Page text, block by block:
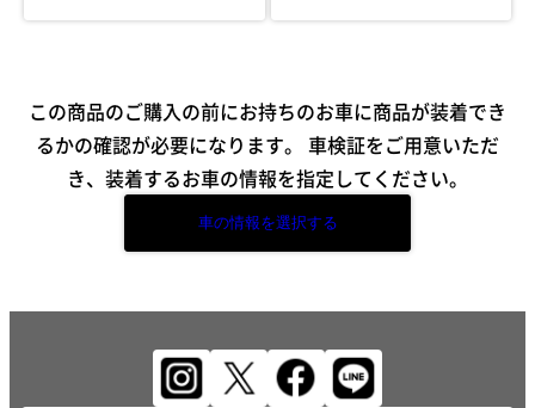
この商品のご購入の前にお持ちのお車に商品が装着でき
るかの確認が必要になります。 車検証をご用意いただ
き、装着するお車の情報を指定してください。
車の情報を選択する